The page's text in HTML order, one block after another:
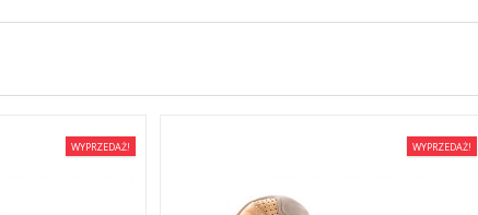
WYPRZEDAŻ! WYPRZEDAŻ!